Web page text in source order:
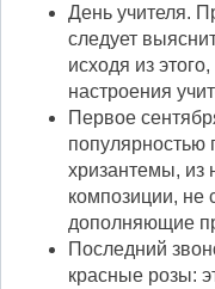
День учителя.
следует
исходя из
настроения
Первое
популярностью
хризантемы, из
композиции, не
дополняющие
Последний
красные розы: